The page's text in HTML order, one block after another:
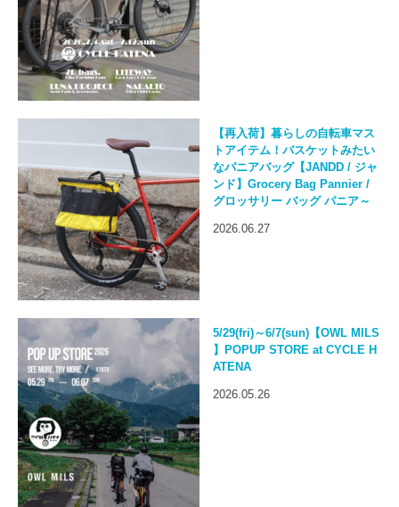
【再入荷】暮らしの自転車マス
トアイテム！バスケットみたい
なパニアバッグ【JANDD / ジャ
ンド】Grocery Bag Pannier /
グロッサリー バッグ パニア～
2026.06.27
5/29(fri)～6/7(sun)【OWL MILS
】POPUP STORE at CYCLE H
ATENA
2026.05.26